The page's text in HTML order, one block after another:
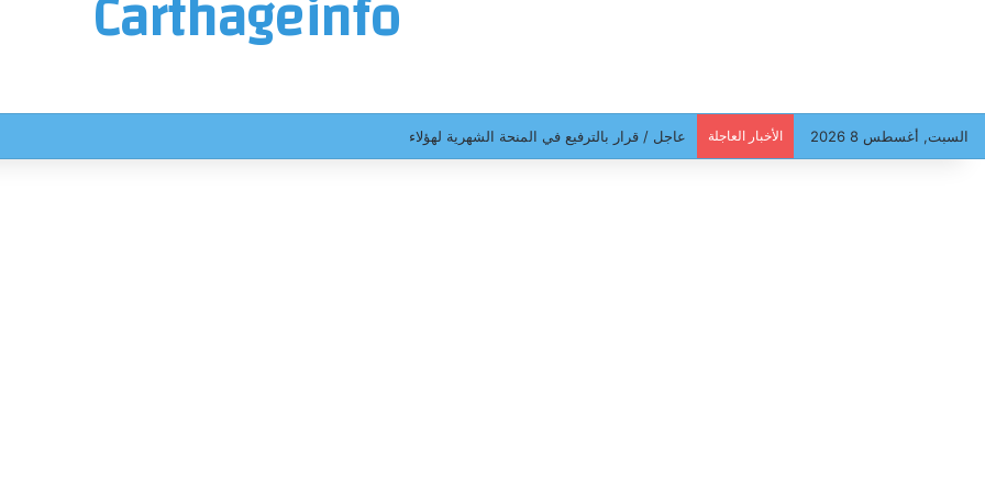
السبت, أغسطس 8 2026 الأخبار العاجلة سهام بن سدرين أمام فرقة الأبحاث.. أكثر من ساعتين من الاستماع وقرار قضائي جديد